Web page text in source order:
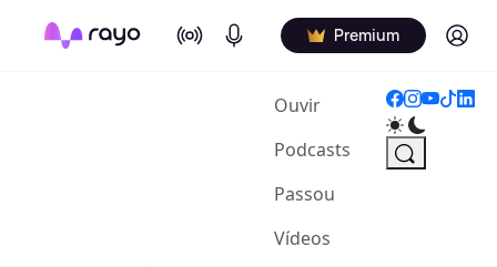
On Air Podcasts Premium Log in
Ouvir(current)
Podcasts
Passou
Vídeos